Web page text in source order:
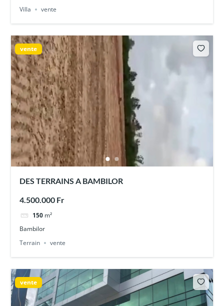
Villa
vente
vente
DES TERRAINS A BAMBILOR
4.500.000 Fr
150 m²
Bambilor
Terrain
vente
vente